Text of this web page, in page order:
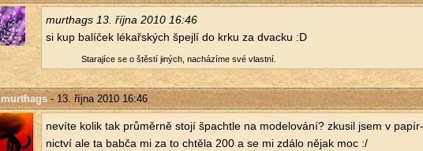
murthags 13. října 2010 16:46
si kup ba­lí­ček lé­kař­ských špej­lí do krku za dvac­ku :D
Sta­ra­jí­ce se o štěs­tí ji­ných, na­chá­zí­me své vlast­ní.
murthags- 13. října 2010 16:46
ne­ví­te kolik tak prů­měr­ně stojí špacht­le na mo­de­lo­vá­ní? zku­sil jsem v pa­pír­
nic­tví ale ta babča mi za to chtě­la 200 a se mi zdálo nějak moc :/